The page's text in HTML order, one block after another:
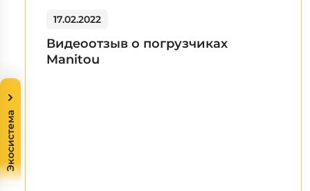
17.02.2022
Видеоотзыв о погрузчиках
Manitou
Экосистема